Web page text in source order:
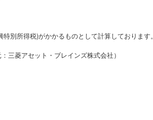
別所得税)がかかるものとして計算しております。
三菱アセット・ブレインズ株式会社）